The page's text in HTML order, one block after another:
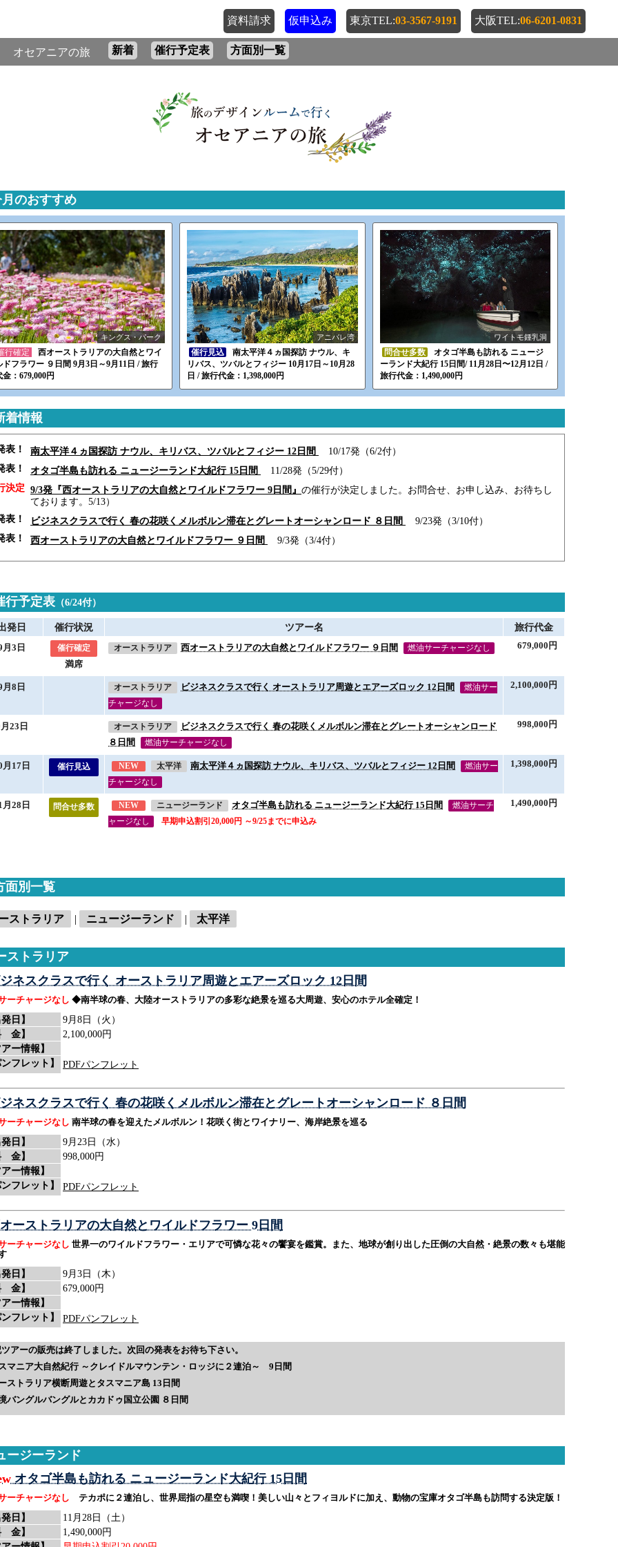
資料請求 仮申込み 東京TEL:03-3567-9191 大阪TEL:06-6201-0831
オセアニアの旅 新着 催行予定表 方面別一覧
のおすすめ
キングス・パーク
行確定
西オーストラリアの大自然とワイ
ドフラワー ９日間 9月3日～9月11日 / 旅行
金：679,000円
アニバレ湾
催行見込
南太平洋４ヵ国探訪 ナウル、キ
リバス、ツバルとフィジー 10月17日～10月28
日 / 旅行代金：1,398,000円
ワイトモ鍾乳洞
問合せ多数
オタゴ半島も訪れる ニュージ
ーランド大紀行 15日間/ 11月28日〜12月12日 /
旅行代金：1,490,000円
着情報
表！ 南太平洋４ヵ国探訪 ナウル、キリバス、ツバルとフィジー 12日間
10/17発（6/2付）
表！
オタゴ半島も訪れる ニュージーランド大紀行 15日間
11/28発（5/29付）
決定 9/3発『西オーストラリアの大自然とワイルドフラワー 9日間』 の催行が決定しました。お問合せ、お申し込み、お待ちし
ております。5/13）
表！
ビジネスクラスで行く 春の花咲くメルボルン滞在とグレートオーシャンロード ８日間
9/23発（3/10付）
表！
西オーストラリアの大自然とワイルドフラワー ９日間 9/3発（3/4付）
行予定表 （6/24付）
発日 催行状況 ツアー名 旅行代金
月3日 催行確定
満席
オーストラリア 西オーストラリアの大自然とワイルドフラワー ９日間 燃油サーチャージなし 679,000円
月8日 オーストラリア ビジネスクラスで行く オーストラリア周遊とエアーズロック 12日間
燃油サー
チャージなし
2,100,000円
23日 オーストラリア
ビジネスクラスで行く 春の花咲くメルボルン滞在とグレートオーシャンロード
８日間
燃油サーチャージなし
998,000円
月17日 催行見込 NEW 太平洋 南太平洋４ヵ国探訪 ナウル、キリバス、ツバルとフィジー 12日間
燃油サー
チャージなし
1,398,000円
月28日 問合せ多数 NEW ニュージーランド オタゴ半島も訪れる ニュージーランド大紀行 15日間
燃油サーチ
ャージなし
早期申込割引20,000円 ～9/25までに申込み
1,490,000円
面別一覧
ストラリア | ニュージーランド | 太平洋
ストラリア
ネスクラスで行く オーストラリア周遊とエアーズロック 12日間
ーチャージなし ◆南半球の春、大陸オーストラリアの多彩な絶景を巡る大周遊、安心のホテル全確定！
発日】
9月8日（火）
金】
2,100,000円
アー情報】
ンフレット】
PDFパンフレット
ネスクラスで行く 春の花咲くメルボルン滞在とグレートオーシャンロード ８日間
ーチャージなし 南半球の春を迎えたメルボルン！花咲く街とワイナリー、海岸絶景を巡る
発日】
9月23日（水）
金】
998,000円
アー情報】
ンフレット】
PDFパンフレット
ーストラリアの大自然とワイルドフラワー 9日間
ーチャージなし 世界一のワイルドフラワー・エリアで可憐な花々の饗宴を鑑賞。また、地球が創り出した圧倒の大自然・絶景の数々も堪能
発日】
9月3日（木）
金】
679,000円
アー情報】
ンフレット】
PDFパンフレット
アーの販売は終了しました。次回の発表をお待ち下さい。
マニア大自然紀行 ～クレイドルマウンテン・ロッジに２連泊～ 9日間
ストラリア横断周遊とタスマニア島 13日間
バングルバングルとカカドゥ国立公園 ８日間
ージーランド
オタゴ半島も訪れる ニュージーランド大紀行 15日間
ーチャージなし テカポに２連泊し、世界屈指の星空も満喫！美しい山々とフィヨルドに加え、動物の宝庫オタゴ半島も訪問する決定版！
発日】
11月28日（土）
金】
1,490,000円